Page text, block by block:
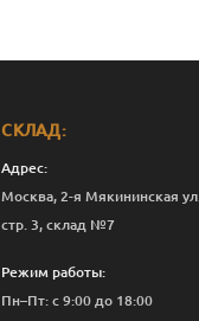
СКЛАД:
Адрес:
Москва, 2-я Мякининская ул.
стр. 3, склад №7
Режим работы:
Пн–Пт: с 9:00 до 18:00